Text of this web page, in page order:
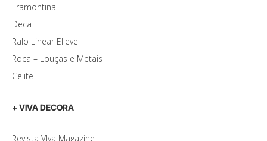
Tramontina
Deca
Ralo Linear Elleve
Roca – Louças e Metais
Celite
+ VIVA DECORA
Revista VIva Magazine